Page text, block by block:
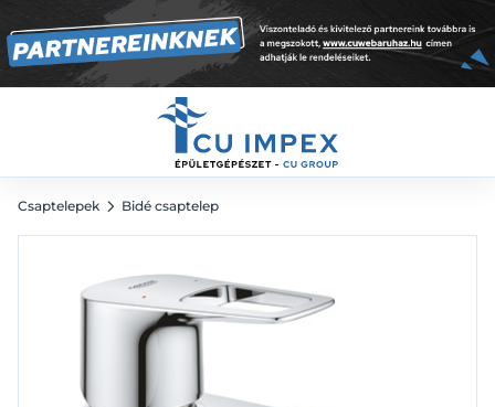
Csaptelepek Bidé csaptelep
26 653 Ft